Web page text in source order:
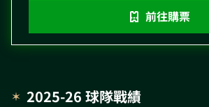
前往購票
2025-26 球隊戰績